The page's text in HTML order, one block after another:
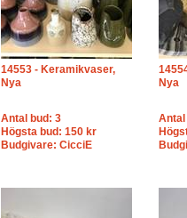
14553 - Keramikvaser,
Nya
Antal bud: 3
Högsta bud: 150 kr
Budgivare: CicciE
Nya
Antal